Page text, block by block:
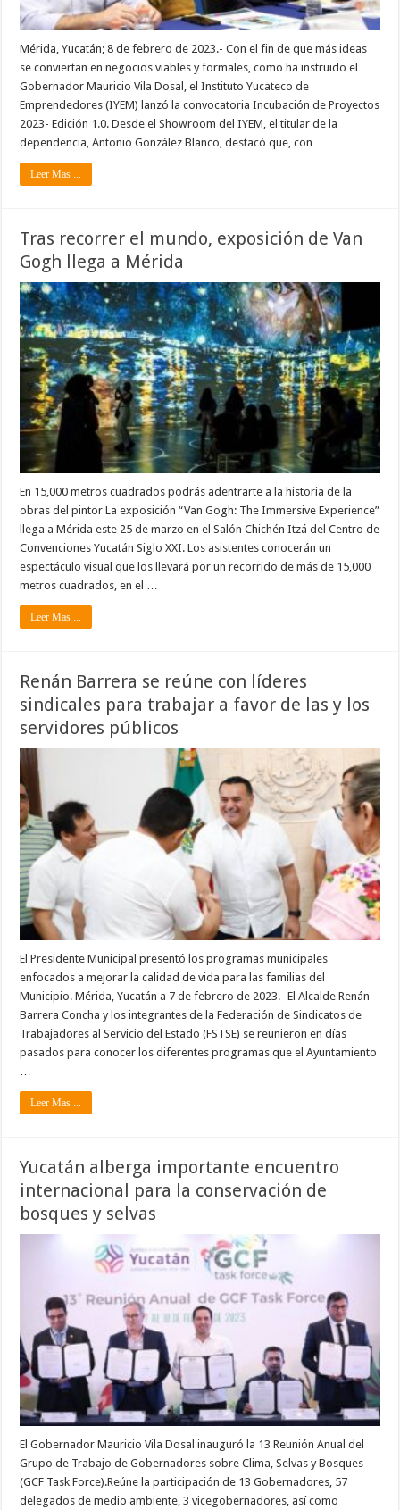
Mérida, Yucatán; 8 de febrero de 2023.- Con el fin de que más ideas
se conviertan en negocios viables y formales, como ha instruido el
Gobernador Mauricio Vila Dosal, el Instituto Yucateco de
Emprendedores (IYEM) lanzó la convocatoria Incubación de Proyectos
2023- Edición 1.0. Desde el Showroom del IYEM, el titular de la
dependencia, Antonio González Blanco, destacó que, con …
Leer Mas ...
Tras recorrer el mundo, exposición de Van
Gogh llega a Mérida
En 15,000 metros cuadrados podrás adentrarte a la historia de la
obras del pintor La exposición “Van Gogh: The Immersive Experience”
llega a Mérida este 25 de marzo en el Salón Chichén Itzá del Centro de
Convenciones Yucatán Siglo XXI. Los asistentes conocerán un
espectáculo visual que los llevará por un recorrido de más de 15,000
metros cuadrados, en el …
Leer Mas ...
Renán Barrera se reúne con líderes
sindicales para trabajar a favor de las y los
servidores públicos
El Presidente Municipal presentó los programas municipales
enfocados a mejorar la calidad de vida para las familias del
Municipio. Mérida, Yucatán a 7 de febrero de 2023.- El Alcalde Renán
Barrera Concha y los integrantes de la Federación de Sindicatos de
Trabajadores al Servicio del Estado (FSTSE) se reunieron en días
pasados para conocer los diferentes programas que el Ayuntamiento
…
Leer Mas ...
Yucatán alberga importante encuentro
internacional para la conservación de
bosques y selvas
El Gobernador Mauricio Vila Dosal inauguró la 13 Reunión Anual del
Grupo de Trabajo de Gobernadores sobre Clima, Selvas y Bosques
(GCF Task Force).Reúne la participación de 13 Gobernadores, 57
delegados de medio ambiente, 3 vicegobernadores, así como